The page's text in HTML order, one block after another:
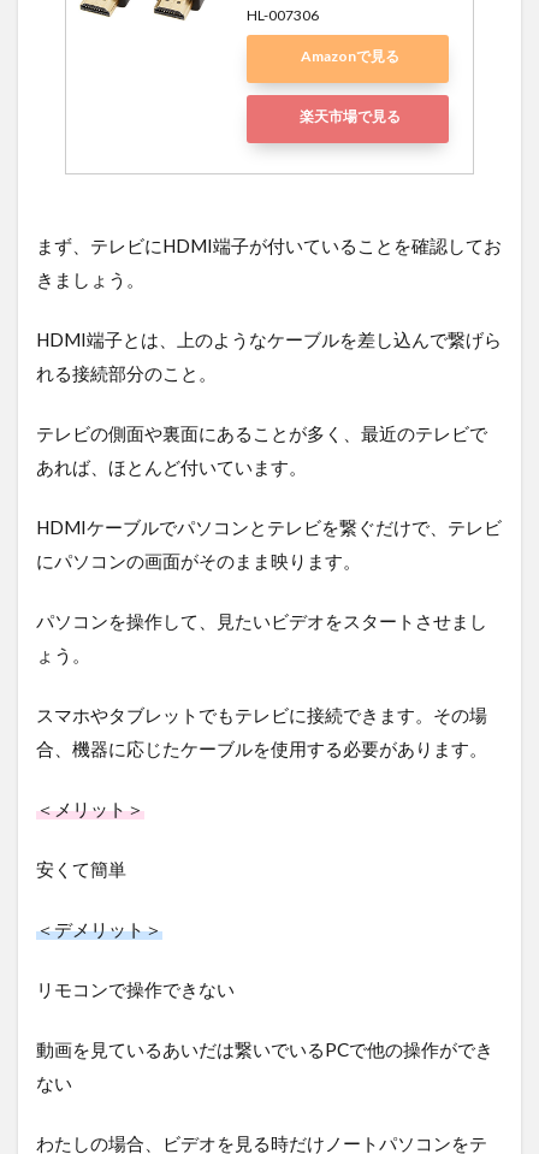
HL-007306
Amazonで見る
楽天市場で見る
まず、テレビにHDMI端子が付いていることを確認してお
きましょう。
HDMI端子とは、上のようなケーブルを差し込んで繋げら
れる接続部分のこと。
テレビの側面や裏面にあることが多く、最近のテレビで
あれば、ほとんど付いています。
HDMIケーブルでパソコンとテレビを繋ぐだけで、テレビ
にパソコンの画面がそのまま映ります。
パソコンを操作して、見たいビデオをスタートさせまし
ょう。
スマホやタブレットでもテレビに接続できます。その場
合、機器に応じたケーブルを使用する必要があります。
＜メリット＞
安くて簡単
＜デメリット＞
リモコンで操作できない
動画を見ているあいだは繋いでいるPCで他の操作ができ
ない
わたしの場合、ビデオを見る時だけノートパソコンをテ